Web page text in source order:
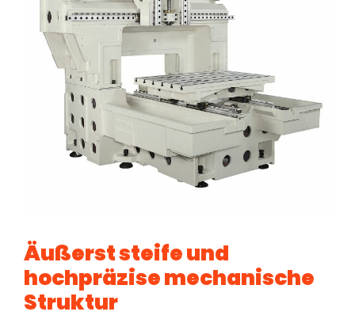
Äußerst steife und
hochpräzise mechanische
Struktur